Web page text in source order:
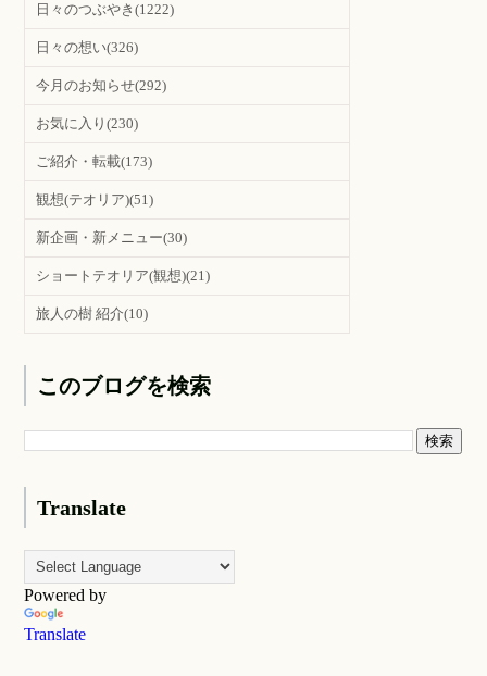
日々のつぶやき(1222)
日々の想い(326)
今月のお知らせ(292)
お気に入り(230)
ご紹介・転載(173)
観想(テオリア)(51)
新企画・新メニュー(30)
ショートテオリア(観想)(21)
旅人の樹 紹介(10)
このブログを検索
Translate
Powered by
Translate